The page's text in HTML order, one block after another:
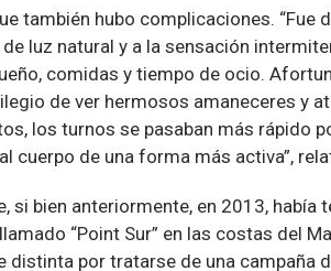
también hubo complicaciones. “Fue
luz natural y a la sensación
comidas y tiempo de ocio.
de ver hermosos amaneceres y
los turnos se pasaban más rápido
de una forma más activa”,
si bien anteriormente, en 2013, había
“Point Sur” en las costas del
por tratarse de una campaña